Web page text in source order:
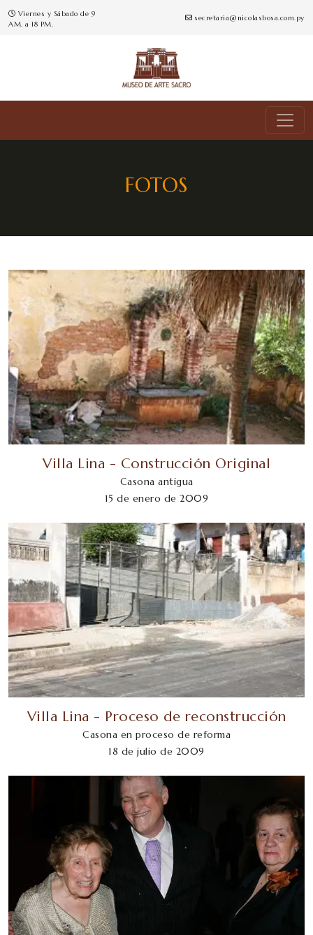
Viernes y Sábado de 9
AM. a 18 PM.
secretaria@nicolasbosa.com.py
FOTOS
Villa Lina - Construcción Original
Casona antigua
15 de enero de 2009
Villa Lina - Proceso de reconstrucción
Casona en proceso de reforma
18 de julio de 2009